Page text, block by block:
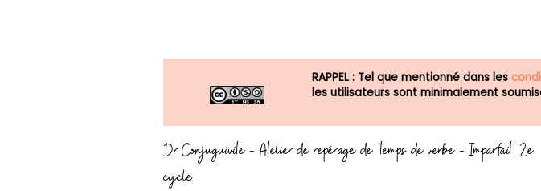
RAPPEL : Tel que mentionné dans les
les utilisateurs sont minimalement
Dr Conjuguivite - Atelier de repérage de temps de verbe - Imparfait 2e
cycle